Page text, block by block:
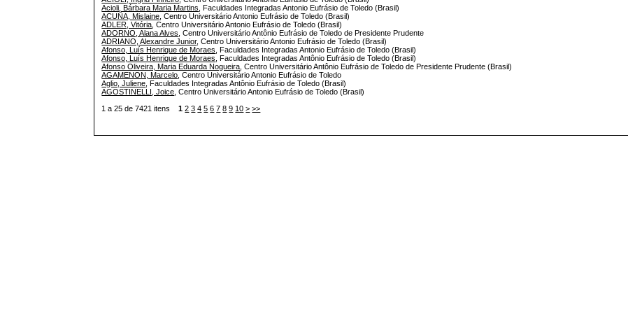
Acioli, Bárbara Maria Martins
, Faculdades Integradas Antonio Eufrásio de Toledo (Brasil)
ACUÑA, Mislaine , Centro Universitário Antonio Eufrásio de Toledo (Brasil)
ADLER, Vitória , Centro Universitário Antonio Eufrásio de Toledo (Brasil)
ADORNO, Alana Alves , Centro Universitário Antônio Eufrásio de Toledo de Presidente Prudente
ADRIANO, Alexandre Junior, Centro Universitário Antonio Eufrásio de Toledo (Brasil)
Afonso, Luís Henrique de Moraes
, Faculdades Integradas Antonio Eufrásio de Toledo (Brasil)
Afonso, Luís Henrique de Moraes
, Faculdades Integradas Antônio Eufrásio de Toledo (Brasil)
Afonso Oliveira, Maria Eduarda Nogueira , Centro Universitário Antônio Eufrásio de Toledo de Presidente Prudente (Brasil)
AGAMENON, Marcelo , Centro Universitário Antonio Eufrásio de Toledo
Aglio, Juliene , Faculdades Integradas Antônio Eufrásio de Toledo (Brasil)
AGOSTINELLI, Joice , Centro Universitário Antonio Eufrásio de Toledo (Brasil)
1 a 25 de 7421 itens1 2 3 4 5 6 7 8 9 10 > >>